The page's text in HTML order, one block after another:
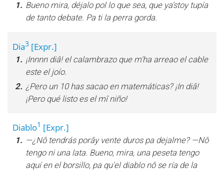
1. Bueno mira, déjalo pol lo que sea, que ya'stoy tupía
de tanto debate. Pa ti la perra gorda.
Dia3 [Expr.]
1. ¡Innnn diâ! el calambrazo que m'ha arreao el cable
este el joío.
2. ¿Pero un 10 has sacao en matemáticas? ¡In diâ!
¡Pero qué listo es el mî niño!
Diablo1 [Expr.]
1. —¿Nô tendrás porây vente duros pa dejalme? —Nô
tengo ni una lata. Bueno, mira, una peseta tengo
aquí en el borsillo, pa qu'el diablo nô se ría de la